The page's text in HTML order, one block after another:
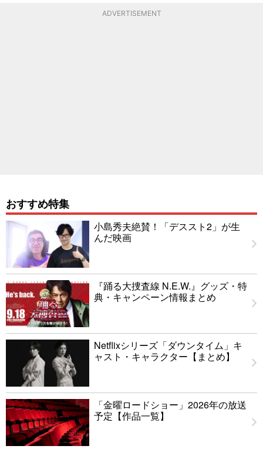
ADVERTISEMENT
おすすめ特集
小島秀夫絶賛！「デススト2」が生
んだ映画
『踊る大捜査線 N.E.W.』グッズ・特
典・キャンペーン情報まとめ
Netflixシリーズ「ダウンタイム」キ
ャスト・キャラクター【まとめ】
「金曜ロードショー」2026年の放送
予定【作品一覧】